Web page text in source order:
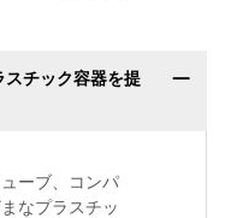
チック容器を提
ーブ、コンパ
なプラスチッ